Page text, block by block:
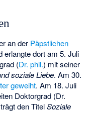
an der Päpstlichen
erlangte dort am 5. Juli
(Dr. phil.) mit seiner
soziale Liebe. Am 30.
geweiht. Am 18. Juli
Doktorgrad (Dr.
den TitelSoziale